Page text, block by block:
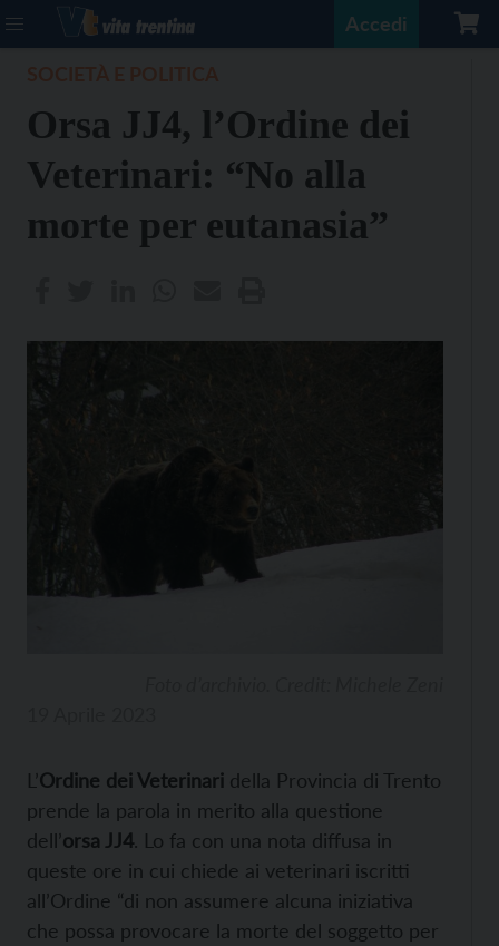
Accedi
Orsa JJ4, l’Ordine dei
Veterinari: “No alla
morte per eutanasia”
L’Ordine dei Veterinari della Provincia di Trento
prende la parola in merito alla questione
dell’orsa JJ4. Lo fa con una nota diffusa in
queste ore in cui chiede ai veterinari iscritti
all’Ordine “di non assumere alcuna iniziativa
che possa provocare la morte del soggetto per